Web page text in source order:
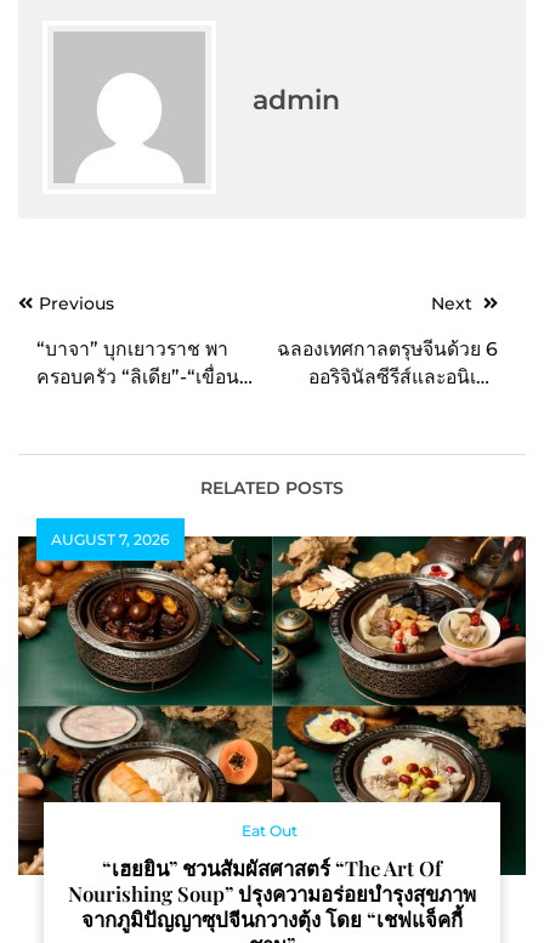
admin
PostPrevious
“บาจา” บุกเยาวราช พา
ครอบครัว “ลิเดีย”-“เขื่อน”
Next
ฉลองเทศกาลตรุษจีนด้วย 6
ออริจินัลซีรีส์และอนิเมะ
เทศกาล
RELATED POSTS
AUGUST 7, 2026
Eat Out
“เฮยยิน” ชวนสัมผัสศาสตร์ “The Art Of
Nourishing Soup” ปรุงความอร่อยบำรุงสุขภาพ
จากภูมิปัญญาซุปจีนกวางตุ้ง โดย “เชฟแจ็คกี้